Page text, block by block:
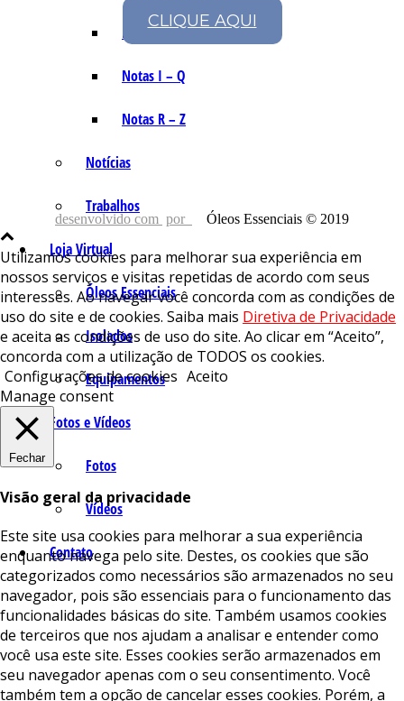
Notas A – H
Notas I – Q
Notas R – Z
Notícias
Trabalhos
Loja Virtual
Óleos Essenciais
Isolados
Equipamentos
Fotos e Vídeos
Fotos
Vídeos
Contato
CLIQUE AQUI
desenvolvido com por Óleos Essenciais © 2019
Utilizamos cookies para melhorar sua experiência em
nossos serviços e visitas repetidas de acordo com seus
interesses. Ao navegar você concorda com as condições de
uso do site e de cookies. Saiba mais Diretiva de Privacidade
e aceita as condições de uso do site. Ao clicar em “Aceito”,
concorda com a utilização de TODOS os cookies.
Configurações de cookies Aceito
Manage consent
Fechar
Visão geral da privacidade
Este site usa cookies para melhorar a sua experiência
enquanto navega pelo site. Destes, os cookies que são
categorizados como necessários são armazenados no seu
navegador, pois são essenciais para o funcionamento das
funcionalidades básicas do site. Também usamos cookies
de terceiros que nos ajudam a analisar e entender como
você usa este site. Esses cookies serão armazenados em
seu navegador apenas com o seu consentimento. Você
também tem a opção de cancelar esses cookies. Porém, a